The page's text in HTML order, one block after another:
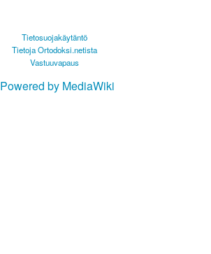
Tietosuojakäytäntö
Tietoja Ortodoksi.netista
Vastuuvapaus
Powered by MediaWiki